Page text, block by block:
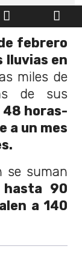
febrero
lluvias en
miles de
de sus
48 horas-
a un mes
se suman
90
a 140